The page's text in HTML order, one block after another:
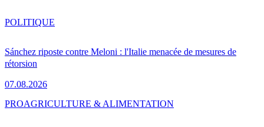
Sánchez riposte contre Meloni : l'Italie menacée de mesures de
rétorsion
07.08.2026
POLITIQUE
PROAGRICULTURE & ALIMENTATION